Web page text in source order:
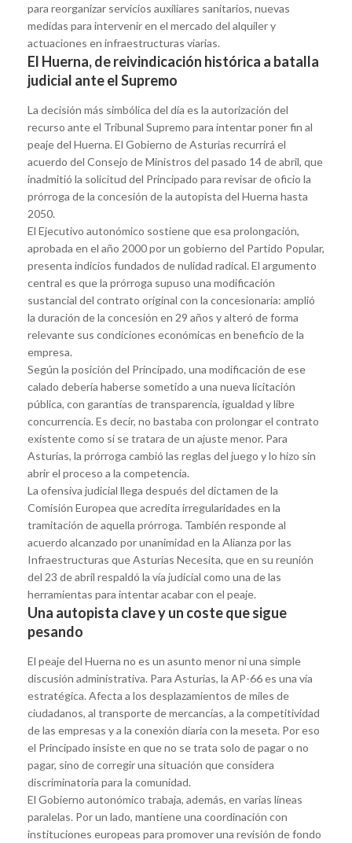
para reorganizar servicios auxiliares sanitarios, nuevas
medidas para intervenir en el mercado del alquiler y
actuaciones en infraestructuras viarias.
El Huerna, de reivindicación histórica a batalla
judicial ante el Supremo
La decisión más simbólica del día es la autorización del
recurso ante el Tribunal Supremo para intentar poner fin al
peaje del Huerna. El Gobierno de Asturias recurrirá el
acuerdo del Consejo de Ministros del pasado 14 de abril, que
inadmitió la solicitud del Principado para revisar de oficio la
prórroga de la concesión de la autopista del Huerna hasta
2050.
El Ejecutivo autonómico sostiene que esa prolongación,
aprobada en el año 2000 por un gobierno del Partido Popular,
presenta indicios fundados de nulidad radical. El argumento
central es que la prórroga supuso una modificación
sustancial del contrato original con la concesionaria: amplió
la duración de la concesión en 29 años y alteró de forma
relevante sus condiciones económicas en beneficio de la
empresa.
Según la posición del Principado, una modificación de ese
calado debería haberse sometido a una nueva licitación
pública, con garantías de transparencia, igualdad y libre
concurrencia. Es decir, no bastaba con prolongar el contrato
existente como si se tratara de un ajuste menor. Para
Asturias, la prórroga cambió las reglas del juego y lo hizo sin
abrir el proceso a la competencia.
La ofensiva judicial llega después del dictamen de la
Comisión Europea que acredita irregularidades en la
tramitación de aquella prórroga. También responde al
acuerdo alcanzado por unanimidad en la Alianza por las
Infraestructuras que Asturias Necesita, que en su reunión
del 23 de abril respaldó la vía judicial como una de las
herramientas para intentar acabar con el peaje.
Una autopista clave y un coste que sigue
pesando
El peaje del Huerna no es un asunto menor ni una simple
discusión administrativa. Para Asturias, la AP-66 es una vía
estratégica. Afecta a los desplazamientos de miles de
ciudadanos, al transporte de mercancías, a la competitividad
de las empresas y a la conexión diaria con la meseta. Por eso
el Principado insiste en que no se trata solo de pagar o no
pagar, sino de corregir una situación que considera
discriminatoria para la comunidad.
El Gobierno autonómico trabaja, además, en varias líneas
paralelas. Por un lado, mantiene una coordinación con
instituciones europeas para promover una revisión de fondo